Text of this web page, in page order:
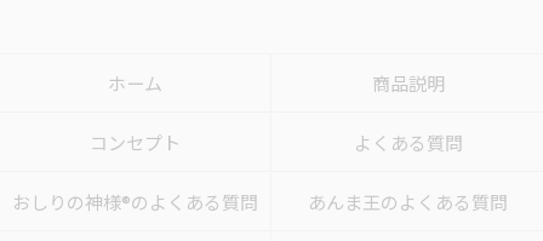
ホーム 商品説明
コンセプト よくある質問
おしりの神様®のよくある質問 あんま王のよくある質問